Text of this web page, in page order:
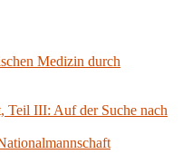
Medizin durch
Teil III: Auf der Suche nach